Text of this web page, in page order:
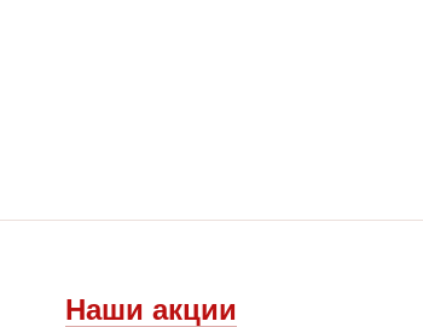
Наши акции